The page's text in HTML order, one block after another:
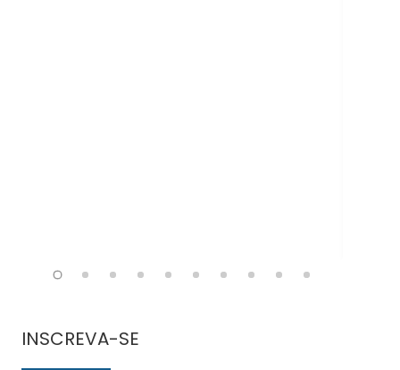
INSCREVA-SE